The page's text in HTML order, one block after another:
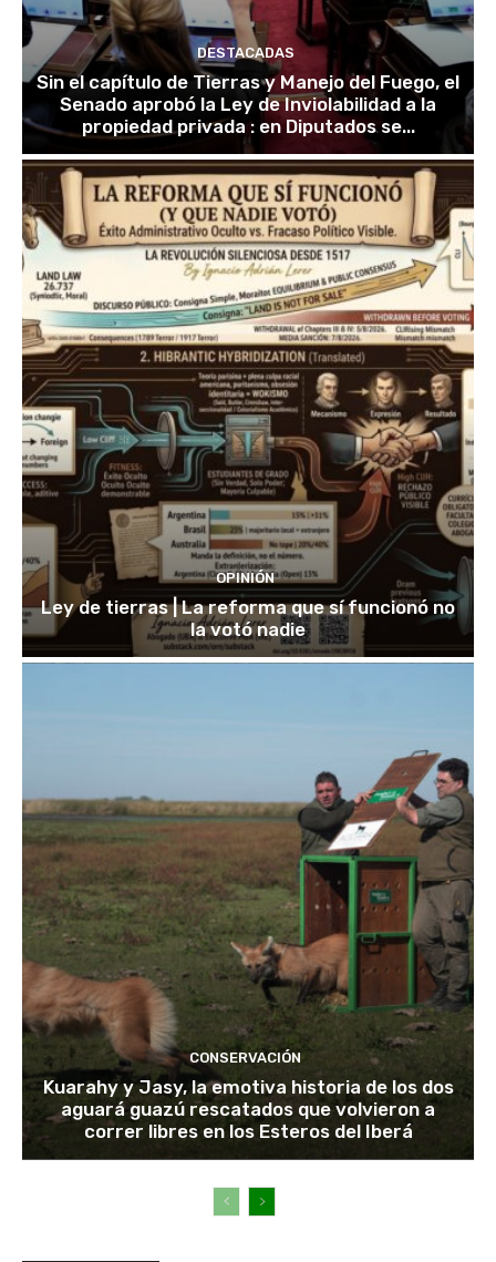
DESTACADAS
Sin el capítulo de Tierras y Manejo del Fuego, el
Senado aprobó la Ley de Inviolabilidad a la
propiedad privada : en Diputados se...
OPINIÓN
Ley de tierras | La reforma que sí funcionó no
la votó nadie
CONSERVACIÓN
Kuarahy y Jasy, la emotiva historia de los dos
aguará guazú rescatados que volvieron a
correr libres en los Esteros del Iberá